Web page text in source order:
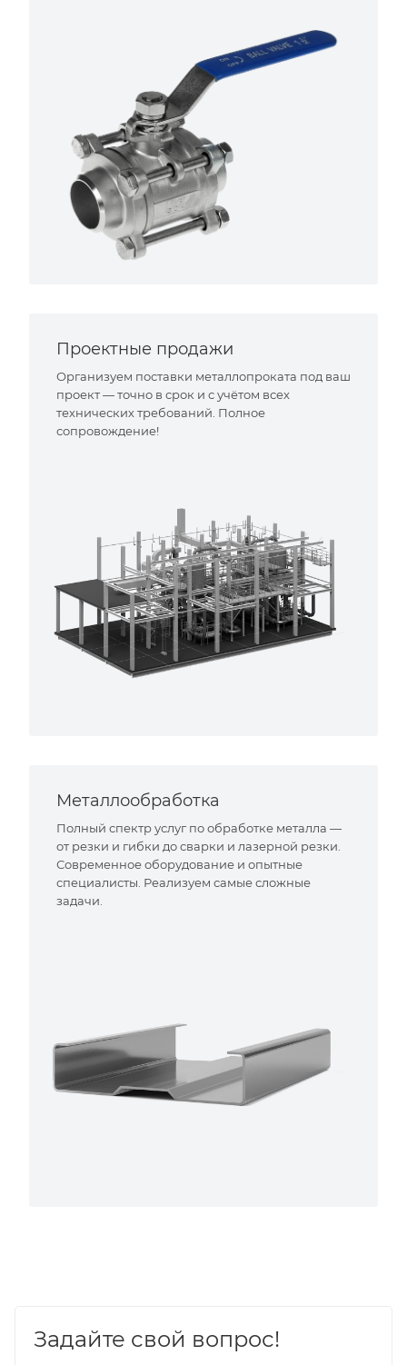
Проектные продажи
Организуем поставки металлопроката под ваш
проект — точно в срок и с учётом всех
технических требований. Полное
сопровождение!
Металлообработка
Полный спектр услуг по обработке металла —
от резки и гибки до сварки и лазерной резки.
Современное оборудование и опытные
специалисты. Реализуем самые сложные
задачи.
Задайте свой вопрос!